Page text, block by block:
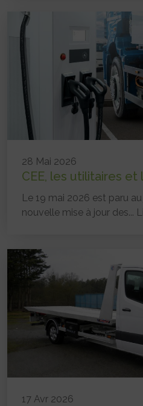
28 Mai 2026
CEE, les utilitaires et
Le 19 mai 2026 est paru
nouvelle mise à jour des...
17 Avr 2026